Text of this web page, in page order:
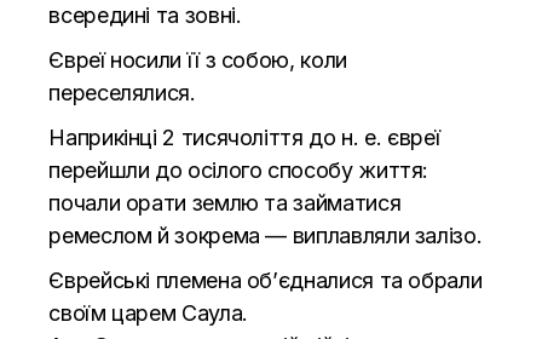
всередині та зовні.
Євреї носили її з собою, коли
переселялися.
Наприкінці 2 тисячоліття до н. е. євреї
перейшли до осілого способу життя:
почали орати землю та займатися
ремеслом й зокрема — виплавляли залізо.
Єврейські племена об’єдналися та обрали
своїм царем Саула.